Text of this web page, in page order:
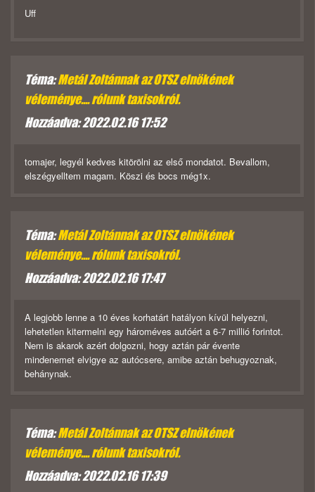
Uff
Téma:Metál Zoltánnak az OTSZ elnökének
véleménye.... rólunk taxisokról.
Hozzáadva: 2022.02.16 17:52
tomajer, legyél kedves kitörölni az első mondatot. Bevallom,
elszégyelltem magam. Köszi és bocs még1x.
Téma:Metál Zoltánnak az OTSZ elnökének
véleménye.... rólunk taxisokról.
Hozzáadva: 2022.02.16 17:47
A legjobb lenne a 10 éves korhatárt hatályon kívül helyezni,
lehetetlen kitermelni egy hároméves autóért a 6-7 millió forintot.
Nem is akarok azért dolgozni, hogy aztán pár évente
mindenemet elvigye az autócsere, amibe aztán behugyoznak,
behánynak.
Téma:Metál Zoltánnak az OTSZ elnökének
véleménye.... rólunk taxisokról.
Hozzáadva: 2022.02.16 17:39